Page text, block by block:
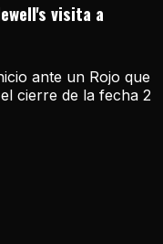
visita a
ante un Rojo que
cierre de la fecha 2